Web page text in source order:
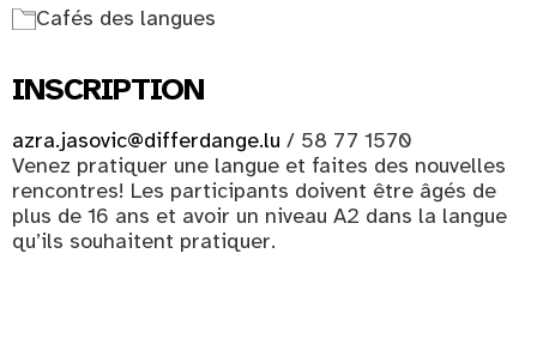
Cafés des langues
INSCRIPTION
azra.jasovic@differdange.lu / 58 77 1570
Venez pratiquer une langue et faites des nouvelles
rencontres! Les participants doivent être âgés de
plus de 16 ans et avoir un niveau A2 dans la langue
qu’ils souhaitent pratiquer.